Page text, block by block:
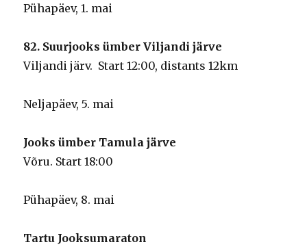
Pühapäev, 1. mai
82. Suurjooks ümber Viljandi järve
Viljandi järv. Start 12:00, distants 12km
Neljapäev, 5. mai
Jooks ümber Tamula järve
Võru. Start 18:00
Pühapäev, 8. mai
Tartu Jooksumaraton